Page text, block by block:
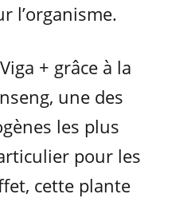
l’organisme.
+ grâce à la
une des
les plus
pour les
cette plante